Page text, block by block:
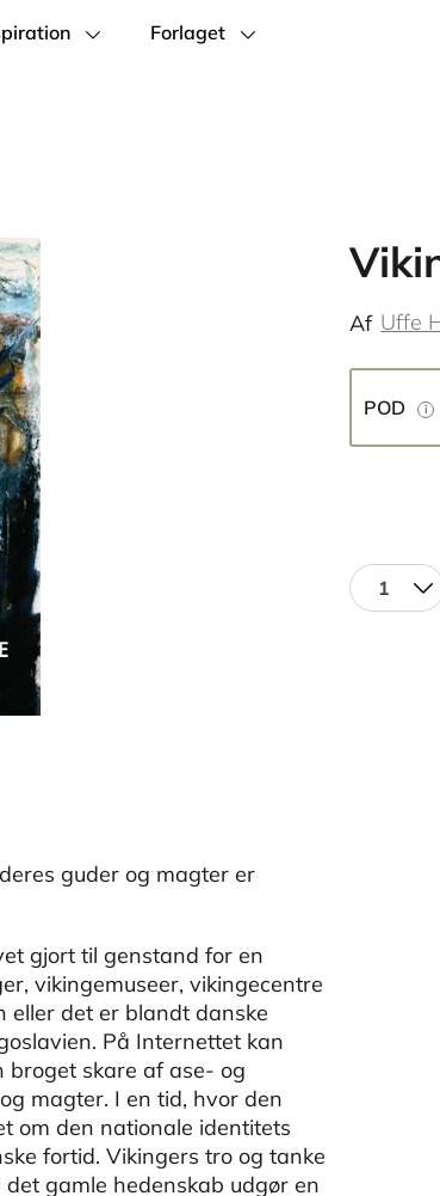
Forlaget
Af Uffe
POD
1
guder og magter er
gjort til genstand for en
vikingemuseer, vikingecentre
eller det er blandt danske
På Internettet kan
broget skare af ase- og
magter. I en tid, hvor den
om den nationale identitets
fortid. Vikingers tro og tanke
gamle hedenskab udgør en